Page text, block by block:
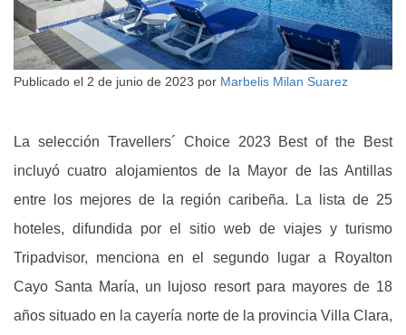
Publicado el 2 de junio de 2023 por Marbelis Milan Suarez
La selección Travellers´ Choice 2023 Best of the Best
incluyó cuatro alojamientos de la Mayor de las Antillas
entre los mejores de la región caribeña. La lista de 25
hoteles, difundida por el sitio web de viajes y turismo
Tripadvisor, menciona en el segundo lugar a Royalton
Cayo Santa María, un lujoso resort para mayores de 18
años situado en la cayería norte de la provincia Villa Clara,